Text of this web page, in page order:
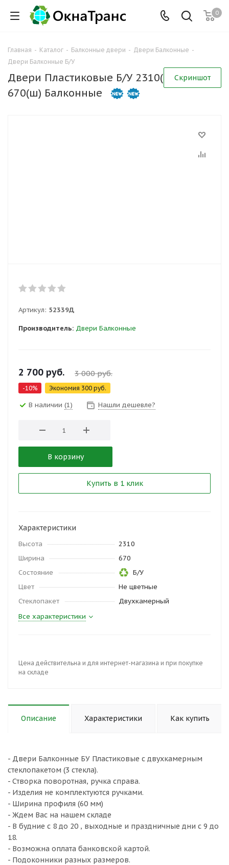
0
Главная - Каталог - Балконные двери - Двери Балконные -
Двери Балконные Б/У
Скриншот
Двери Пластиковые Б/У 2310(в) х
670(ш) Балконные
Артикул: 52339Д
Производитель: Двери Балконные
2 700 руб. 3 000руб.
-10% Экономия 300 руб.
В наличии (1) Нашли дешевле?
В корзину
Купить в 1 клик
Характеристики
Высота
2310
Ширина
670
Состояние
Б/У
Цвет
Не цветные
Стеклопакет
Двухкамерный
Все характеристики
Цена действительна и для интернет-магазина и при покупке
на складе
Описание Характеристики Как купить
- Двери Балконные БУ Пластиковые с двухкамерным
стеклопакетом (3 стекла).
- Створка поворотная, ручка справа.
- Изделия не комплектуются ручками.
- Ширина профиля (60 мм)
- Ждем Вас на нашем складе
- В будние с 8 до 20 , выходные и праздничные дни с 9 до
18.
- Возможна оплата банковской картой.
- Подоконники разных размеров.